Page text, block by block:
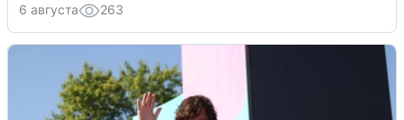
6 августа 263